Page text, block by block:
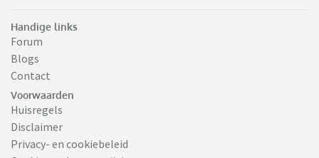
Handige links
Forum
Blogs
Contact
Voorwaarden
Huisregels
Disclaimer
Privacy- en cookiebeleid